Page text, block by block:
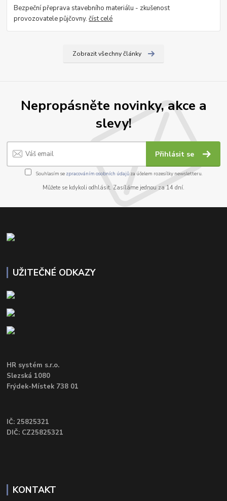
Bezpeční přeprava stavebního materiálu - zkušenost
provozovatele půjčovny.číst celé
Zobrazit všechny články
Nepropásněte novinky, akce a
slevy!
Přihlásit se
Souhlasím se zpracováním osobních údajůza účelem rozesílky newsletteru.
Můžete se kdykoli odhlásit. Zasíláme jednou za 14 dní.
UŽITEČNÉ ODKAZY
HR systém s.r.o.
Slezská 1080
Frýdek-Místek 738 01
IČ: 25825321
DIČ: CZ25825321
KONTAKT